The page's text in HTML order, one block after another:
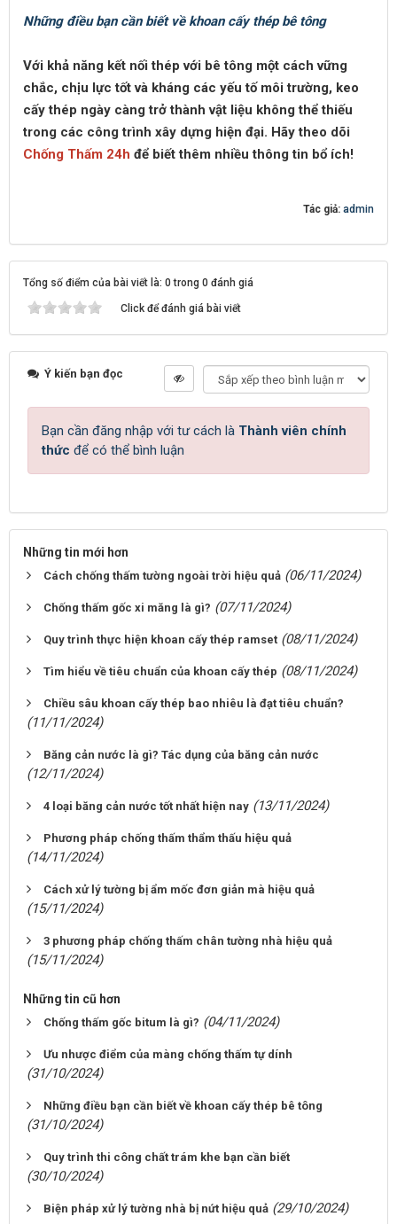
Những điều bạn cần biết về khoan cấy thép bê tông
Với khả năng kết nối thép với bê tông một cách vững
chắc, chịu lực tốt và kháng các yếu tố môi trường, keo
cấy thép ngày càng trở thành vật liệu không thể thiếu
trong các công trình xây dựng hiện đại. Hãy theo dõi
Chống Thấm 24h để biết thêm nhiều thông tin bổ ích!
Tác giả: admin
Tổng số điểm của bài viết là: 0 trong 0 đánh giá
Click để đánh giá bài viết
Ý kiến bạn đọc
Bạn cần đăng nhập với tư cách là Thành viên chính
thức để có thể bình luận
Những tin mới hơn
Cách chống thấm tường ngoài trời hiệu quả (06/11/2024)
Chống thấm gốc xi măng là gì? (07/11/2024)
Quy trình thực hiện khoan cấy thép ramset (08/11/2024)
Tìm hiểu về tiêu chuẩn của khoan cấy thép (08/11/2024)
Chiều sâu khoan cấy thép bao nhiêu là đạt tiêu chuẩn?
(11/11/2024)
Băng cản nước là gì? Tác dụng của băng cản nước
(12/11/2024)
4 loại băng cản nước tốt nhất hiện nay (13/11/2024)
Phương pháp chống thấm thẩm thấu hiệu quả
(14/11/2024)
Cách xử lý tường bị ẩm mốc đơn giản mà hiệu quả
(15/11/2024)
3 phương pháp chống thấm chân tường nhà hiệu quả
(15/11/2024)
Những tin cũ hơn
Chống thấm gốc bitum là gì? (04/11/2024)
Ưu nhược điểm của màng chống thấm tự dính
(31/10/2024)
Những điều bạn cần biết về khoan cấy thép bê tông
(31/10/2024)
Quy trình thi công chất trám khe bạn cần biết
(30/10/2024)
Biện pháp xử lý tường nhà bị nứt hiệu quả (29/10/2024)